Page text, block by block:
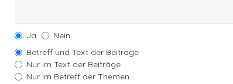
Ja
Nein
Betreff und Text der Beiträge
Nur im Text der Beiträge
Nur im Betreff der Themen